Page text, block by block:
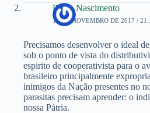
Paulo Nascimento
12 DE NOVEMBRO DE 2017 /
Precisamos desenvolver o ideal
sob o ponto de vista do
espirito de cooperativista para o
brasileiro principalmente
inimigos da Nação presentes no
parasitas precisam aprender: o
nossa Pátria.